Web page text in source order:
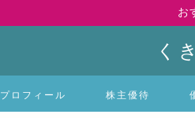
お
く
プロフィール 株主優待